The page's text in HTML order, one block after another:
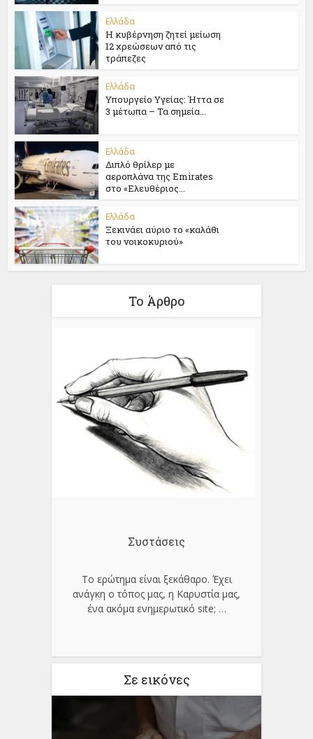
Ελλάδα
Η κυβέρνηση ζητεί μείωση
12 χρεώσεων από τις
τράπεζες
Ελλάδα
Υπουργείο Υγείας: Ήττα σε
3 μέτωπα – Τα σημεία...
Ελλάδα
Διπλό θρίλερ με
αεροπλάνα της Emirates
στο «Ελευθέριος...
Ελλάδα
Ξεκινάει αύριο το «καλάθι
του νοικοκυριού»
Το Άρθρο
Συστάσεις
Το ερώτημα είναι ξεκάθαρο. Έχει
ανάγκη ο τόπος μας, η Καρυστία μας,
ένα ακόμα ενημερωτικό site; …
Σε εικόνες